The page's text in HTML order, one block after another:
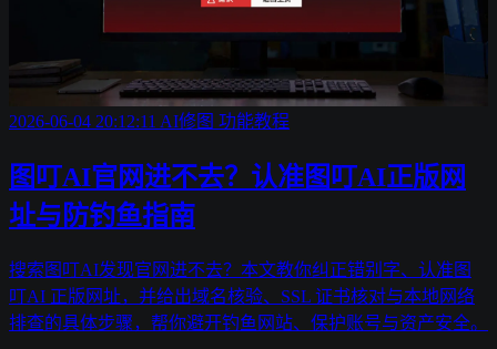
2026-06-04 20:12:11 AI修图 功能教程
图叮AI官网进不去？认准图叮AI正版网
址与防钓鱼指南
搜索图叮AI发现官网进不去？本文教你纠正错别字、认准图
叮AI 正版网址，并给出域名核验、SSL 证书核对与本地网络
排查的具体步骤，帮你避开钓鱼网站、保护账号与资产安全。